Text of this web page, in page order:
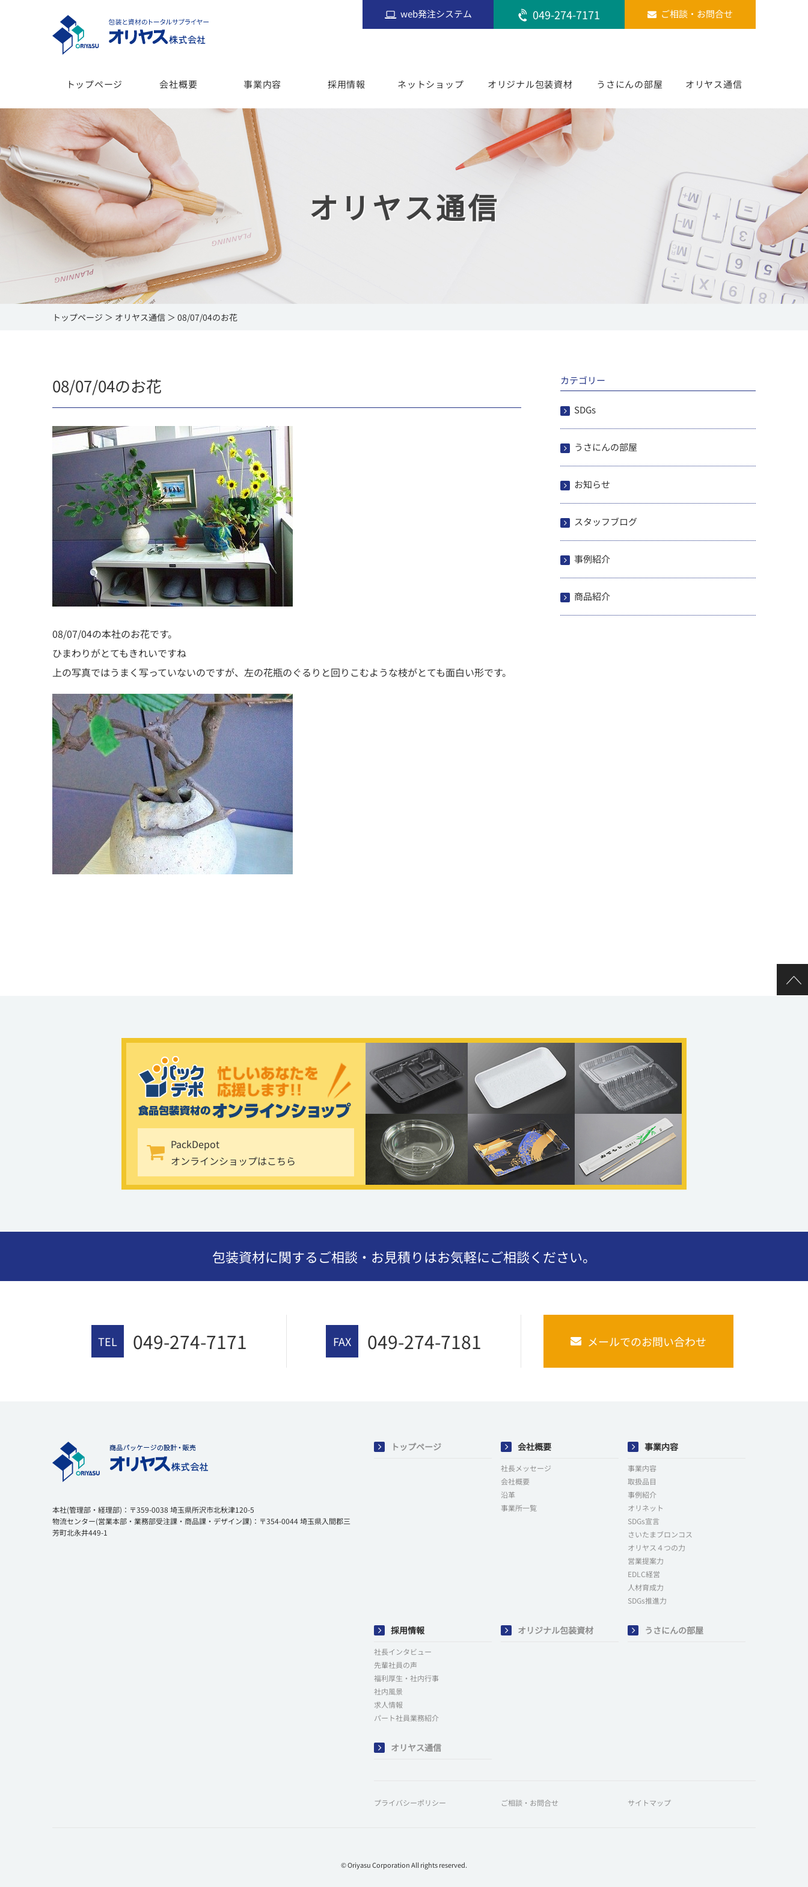
web発注システム 049-274-7171 ご相談・お問合せ
トップページ 会社概要 事業内容 採用情報 ネットショップ オリジナル包装資材 うさにんの部屋 オリヤス通信
オリヤス通信
トップページ オリヤス通信 08/07/04のお花
08/07/04のお花
08/07/04の本社のお花です。
ひまわりがとてもきれいですね
上の写真ではうまく写っていないのですが、左の花瓶のぐるりと回りこむような枝がとても面白い形です。
カテゴリー
SDGs
うさにんの部屋
お知らせ
スタッフブログ
事例紹介
商品紹介
PackDepot
オンラインショップはこちら
包装資材に関するご相談・お見積りはお気軽にご相談ください。
TEL 049-274-7171 FAX 049-274-7181 メールでのお問い合わせ
本社(管理部・経理部)：〒359-0038 埼玉県所沢市北秋津120-5
物流センター(営業本部・業務部受注課・商品課・デザイン課)：〒354-0044 埼玉県入間郡三
芳町北永井449-1
トップページ 会社概要
社長メッセージ
会社概要
沿革
事業所一覧
事業内容
事業内容
取扱品目
事例紹介
オリネット
SDGs宣言
さいたまブロンコス
オリヤス４つの力
営業提案力
EDLC経営
人材育成力
SDGs推進力
採用情報
社長インタビュー
先輩社員の声
福利厚生・社内行事
社内風景
求人情報
パート社員業務紹介
オリジナル包装資材 うさにんの部屋
オリヤス通信
プライバシーポリシー ご相談・お問合せ サイトマップ
© Oriyasu Corporation All rights reserved.